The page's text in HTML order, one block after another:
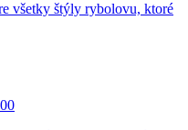
všetky štýly rybolovu, ktoré